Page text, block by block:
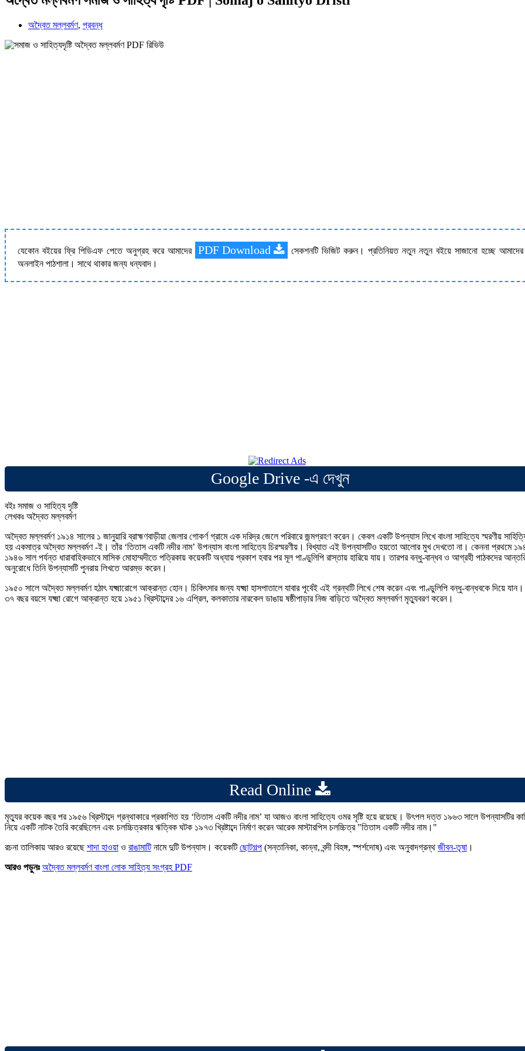
অদ্বৈত মল্লবর্মণ, প্রবন্ধ
যেকোন বইয়ের ফ্রি পিডিএফ পেতে অনুগ্রহ করে আমাদের PDF Download
সেকশনটি ভিজিট করুন। প্রতিনিয়ত নতুন নতুন বইয়ে সাজানো হচ্ছে
অনলাইন পাঠশালা। সাথে থাকার জন্য ধন্যবাদ।
Google Drive -এ দেখুন
বইঃ সমাজ ও সাহিত্য দৃষ্টি
লেখকঃ অদ্বৈত মল্লবর্মণ
অদ্বৈত মল্লবর্মণ ১৯১৪ সালের ১ জানুয়ারি ব্রাহ্মণবাড়ীয়া জেলার গোকর্ণ গ্রামে এক দরিদ্র জেলে পরিবারে জন্মগ্রহণ করেন। কেবল একটি উপন্যাস লিখে বাংলা সাহিত্যে স্মরণীয়
হয় একমাত্র অদ্বৈত মল্লবর্মণ -ই। তাঁর ‘তিতাস একটি নদীর নাম’ উপন্যাস বাংলা সাহিত্যে চিরস্মরণীয়। বিখ্যাত এই উপন্যাসটিও হয়তো আলোর মুখ দেখতো না। কেননা প্রথমে
১৯৪৬ সাল পর্যন্ত ধারাবাহিকভাবে মাসিক মোহাম্মদীতে পত্রিকায় কয়েকটি অধ্যায় প্রকাশ হবার পর মূল পাণ্ডুলিপি রাস্তায় হারিয়ে যায়। তারপর বন্ধু-বান্ধব ও আগ্রহী পাঠকদের
অনুরোধে তিনি উপন্যাসটি পুনরায় লিখতে আরম্ভ করেন।
১৯৫০ সালে অদ্বৈত মল্লবর্মণ হঠাৎ যক্ষ্মারোগে আক্রান্ত হোন। চিকিৎসার জন্য যক্ষ্মা হাসপাতালে যাবার পূর্বেই এই গ্রন্থটি লিখে শেষ করেন এবং পাণ্ডুলিপি বন্ধু-বান্ধবকে দিয়ে
৩৭ বছর বয়সে যক্ষ্মা রোগে আক্রান্ত হয়ে ১৯৫১ খ্রিস্টাব্দের ১৬ এপ্রিল, কলকাতার নারকেল ডাঙায় ষষ্ঠীপাড়ার নিজ বাড়িতে অদ্বৈত মল্লবর্মণ মৃত্যুবরণ করেন।
Read Online
মৃত্যুর কয়েক বছর পর ১৯৫৬ খ্রিস্টাব্দে গ্রন্থাকারে প্রকাশিত হয় ‘তিতাস একটি নদীর নাম’ যা আজও বাংলা সাহিত্যে ওমর সৃষ্টি হয়ে রয়েছে। উৎপল দত্ত ১৯৬৩ সালে উপন্যাসটির
নিয়ে একটি নাটক তৈরি করেছিলেন এবং চলচ্চিত্রকার ঋত্বিক ঘটক ১৯৭৩ খ্রিষ্টাব্দে নির্মাণ করেন আরেক মাস্টারপিস চলচ্চিত্র "তিতাস একটি নদীর নাম।"
রচনা তালিকায় আরও রয়েছেশাদা হাওয়া ও রাঙামাটিনামে দুটি উপন্যাস। কয়েকটিছোটগল্প (সন্তানিকা, কান্না, বন্দী বিহঙ্গ, স্পর্শদোষ) এবং অনুবাদগ্রন্থ জীবন-তৃষা ।
আরও পড়ুনঃঅদ্বৈত মল্লবর্মণ বাংলা লোক সাহিত্য সংগ্রহ PDF